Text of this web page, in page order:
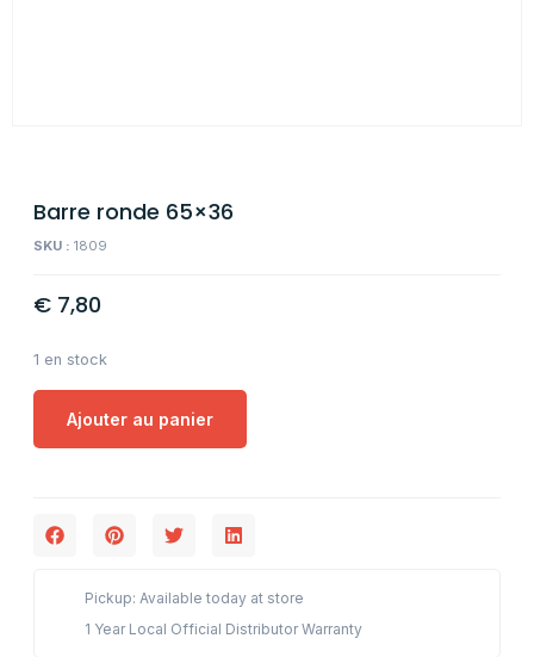
Barre ronde 65×36
SKU : 1809
€ 7,80
1 en stock
Ajouter au panier
Pickup: Available today at store
1 Year Local Official Distributor Warranty